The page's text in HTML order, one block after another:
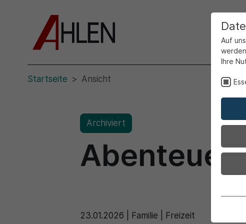
Startseite Ansicht
Archiviert
23.01.2026 Familie | Freizeit
Auf
Ihre